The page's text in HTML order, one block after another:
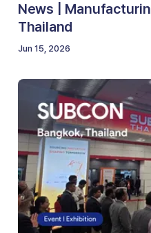
News |
Thailand
Jun 15, 2026